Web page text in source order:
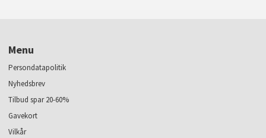
Menu
Persondatapolitik
Nyhedsbrev
Tilbud spar 20-60%
Gavekort
Vilkår